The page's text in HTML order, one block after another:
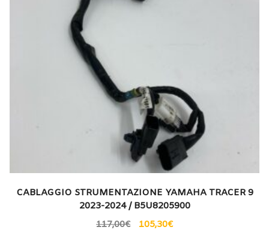
CABLAGGIO STRUMENTAZIONE YAMAHA TRACER 9
2023-2024 / B5U8205900
117,00€ 105,30€